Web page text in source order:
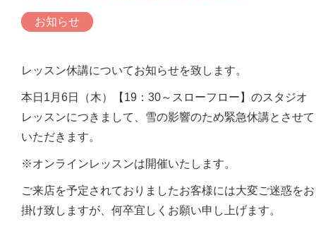
お知らせ
レッスン休講についてお知らせを致します。
本日1月6日（木）【19：30～スローフロー】のスタジオ
レッスンにつきまして、雪の影響のため緊急休講とさせて
いただきます。
※オンラインレッスンは開催いたします。
ご来店を予定されておりましたお客様には大変ご迷惑をお
掛け致しますが、何卒宜しくお願い申し上げます。